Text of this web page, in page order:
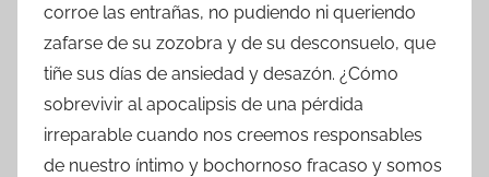
corroe las entrañas, no pudiendo ni queriendo
zafarse de su zozobra y de su desconsuelo, que
tiñe sus días de ansiedad y desazón. ¿Cómo
sobrevivir al apocalipsis de una pérdida
irreparable cuando nos creemos responsables
de nuestro íntimo y bochornoso fracaso y somos